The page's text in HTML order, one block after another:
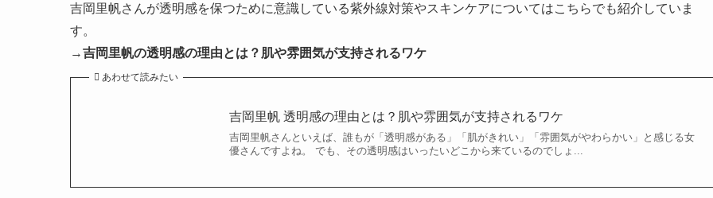
吉岡里帆さんが透明感を保つために意識している紫外線対策やスキンケアについてはこちらでも紹介していま
す。
→吉岡里帆の透明感の理由とは？肌や雰囲気が支持されるワケ
あわせて読みたい
吉岡里帆 透明感の理由とは？肌や雰囲気が支持されるワケ
吉岡里帆さんといえば、誰もが「透明感がある」「肌がきれい」「雰囲気がやわらかい」と感じる女
優さんですよね。 でも、その透明感はいったいどこから来ているのでしょ...